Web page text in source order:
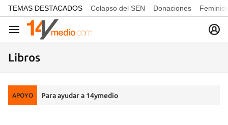
common.go-to-content
TEMAS DESTACADOS Colapso del SEN Donaciones
Navegación
Libros
APOYO Para ayudar a 14ymedio